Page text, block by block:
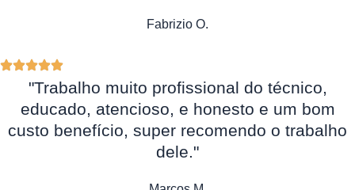
Fabrizio O.
"Trabalho muito profissional do técnico,
educado, atencioso, e honesto e um bom
custo benefício, super recomendo o trabalho
dele."